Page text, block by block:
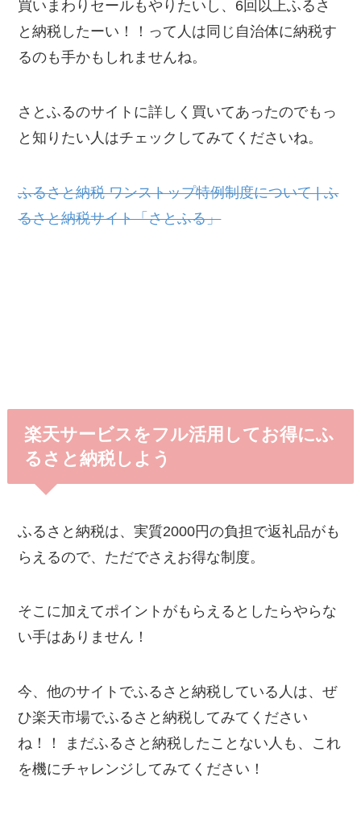
買いまわりセールもやりたいし、6回以上ふるさ
と納税したーい！！って人は同じ自治体に納税す
るのも手かもしれませんね。
さとふるのサイトに詳しく買いてあったのでもっ
と知りたい人はチェックしてみてくださいね。
ふるさと納税 ワンストップ特例制度について | ふ
るさと納税サイト「さとふる」
楽天サービスをフル活用してお得にふ
るさと納税しよう
ふるさと納税は、実質2000円の負担で返礼品がも
らえるので、ただでさえお得な制度。
そこに加えてポイントがもらえるとしたらやらな
い手はありません！
今、他のサイトでふるさと納税している人は、ぜ
ひ楽天市場でふるさと納税してみてください
ね！！ まだふるさと納税したことない人も、これ
を機にチャレンジしてみてください！